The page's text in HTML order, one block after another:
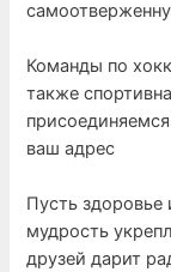
Команды по
также
ваш адрес
Пусть здоровье
мудрость
друзей дарит